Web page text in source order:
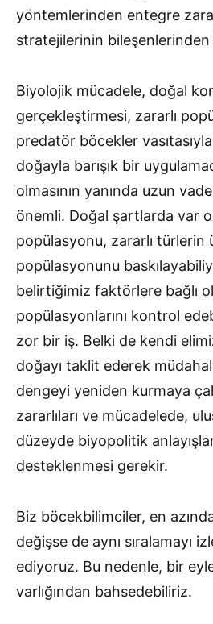
yöntemlerinden entegre
stratejilerinin bileşenlerinden
Biyolojik mücadele, doğal
gerçekleştirmesi, zararlı
predatör böcekler
doğayla barışık bir
olmasının yanında uzun
önemli. Doğal şartlarda var
popülasyonu, zararlı türlerin
popülasyonunu
belirtiğimiz faktörlere bağlı
popülasyonlarını kontrol
zor bir iş. Belki de kendi
doğayı taklit ederek
dengeyi yeniden kurmaya
zararlıları ve mücadelede,
düzeyde biyopolitik
desteklenmesi gerekir.
Biz böcekbilimciler, en
değişse de aynı sıralamayı
ediyoruz. Bu nedenle, bir
varlığından bahsedebiliriz.